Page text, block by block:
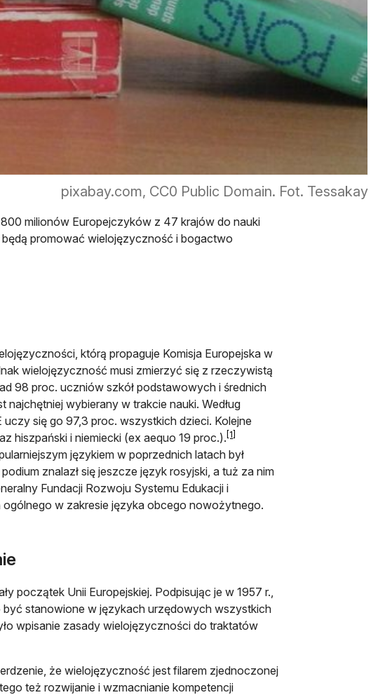
pixabay.com, CC0 Public Domain. Fot. Tessakay
milionów Europejczyków z 47 krajów do nauki
promować wielojęzyczność i bogactwo
którą propaguje Komisja Europejska w
wielojęzyczność musi zmierzyć się z rzeczywistą
98 proc. uczniów szkół podstawowych i średnich
wybierany w trakcie nauki. Według
się go 97,3 proc. wszystkich dzieci. Kolejne
hiszpański i niemiecki (ex aequo 19 proc.). [1]
językiem w poprzednich latach był
znalazł się jeszcze język rosyjski, a tuż za nim
Fundacji Rozwoju Systemu Edukacji i
w zakresie języka obcego nowożytnego.
początek Unii Europejskiej. Podpisując je w 1957 r.,
stanowione w językach urzędowych wszystkich
wpisanie zasady wielojęzyczności do traktatów
że wielojęzyczność jest filarem zjednoczonej
też rozwijanie i wzmacnianie kompetencji